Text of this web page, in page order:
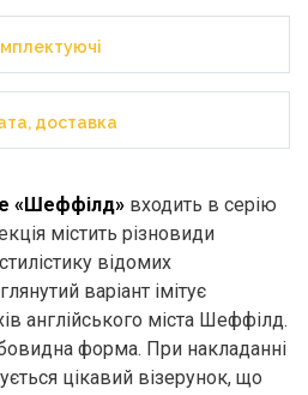
доставка
«Шеффілд» входить в серію
містить різновиди
відомих
варіант імітує
англійського міста Шеффілд.
форма. При накладанні
цікавий візерунок, що